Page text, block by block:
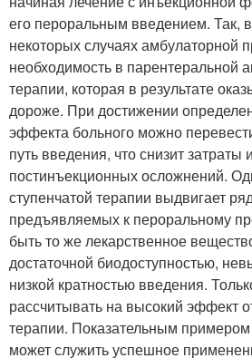
его пероральным введением. Так,
некоторых случаях амбулаторной
необходимость в парентеральной
терапии, которая в результате
дороже. При достижении
эффекта больного можно
путь введения, что снизит затраты
постинъекционных осложнений.
ступенчатой терапии выдвигает
предъявляемых к пероральному
быть то же лекарственное
достаточной биодоступностью,
низкой кратностью введения.
рассчитывать на высокий эффект
терапии. Показательным примером
может служить успешное